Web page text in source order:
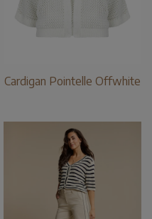
Cardigan Pointelle Offwhite